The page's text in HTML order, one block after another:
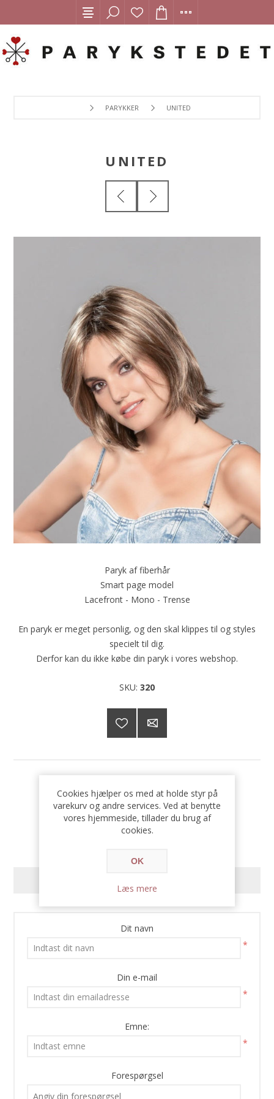
PARYKKER UNITED
UNITED
Paryk af fiberhår
Smart page model
Lacefront - Mono - Trense
En paryk er meget personlig, og den skal klippes til og styles
specielt til dig.
Derfor kan du ikke købe din paryk i vores webshop.
SKU: 320
Dit navn
*
Din e-mail
*
Emne:
*
Forespørgsel
Cookies hjælper os med at holde styr på
varekurv og andre services. Ved at benytte
vores hjemmeside, tillader du brug af
cookies.
OK
Læs mere